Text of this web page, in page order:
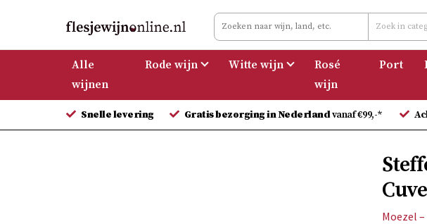
de
Alle
wijnen
Rode wijn Witte wijn
Rosé
wijn
Port
Snelle levering Gratis bezorging in Nederlandvanaf €99,-*
Moezel